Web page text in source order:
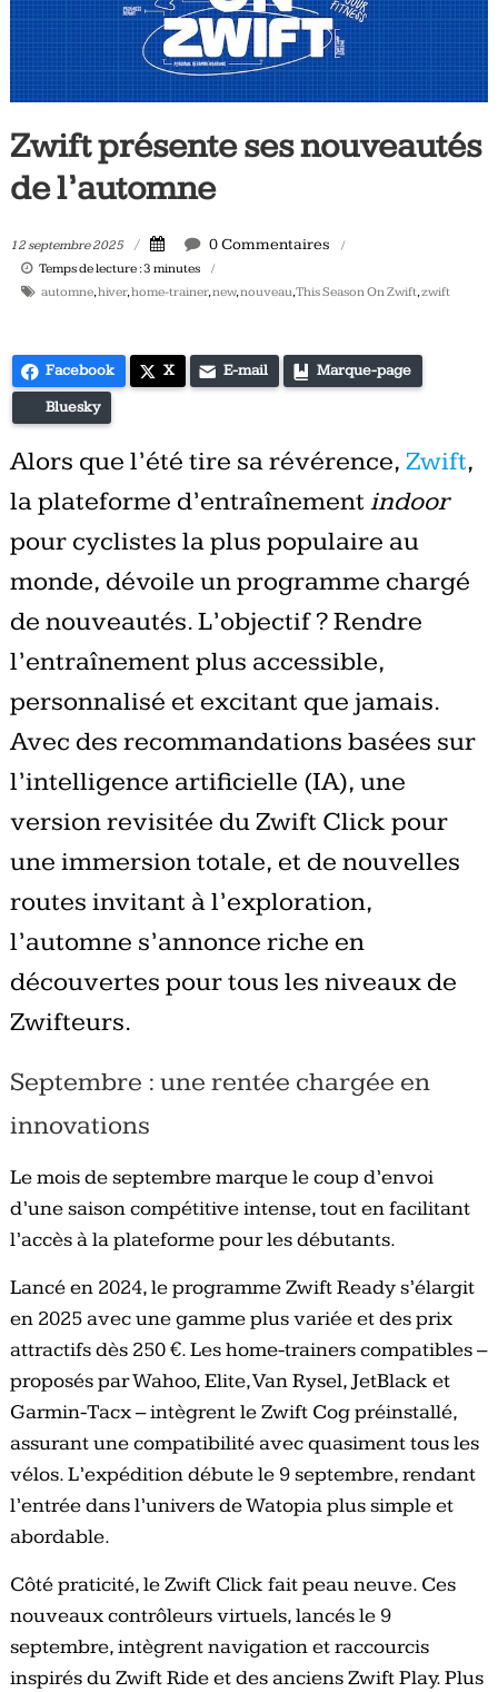
Tous
les
jours,
votre
actualité
vélo
et
triathlon
Zwift présente ses nouveautés
de l’automne
12 septembre 2025 0 Commentaires
Temps de lecture :3 minutes
automne,hiver,home-trainer,new,nouveau,This Season On Zwift,zwift
Facebook X E-mail Marque-page
Bluesky
Alors que l’été tire sa révérence, Zwift,
la plateforme d’entraînement indoor
pour cyclistes la plus populaire au
monde, dévoile un programme chargé
de nouveautés. L’objectif ? Rendre
l’entraînement plus accessible,
personnalisé et excitant que jamais.
Avec des recommandations basées sur
l’intelligence artificielle (IA), une
version revisitée du Zwift Click pour
une immersion totale, et de nouvelles
routes invitant à l’exploration,
l’automne s’annonce riche en
découvertes pour tous les niveaux de
Zwifteurs.
Septembre : une rentée chargée en
innovations
Le mois de septembre marque le coup d’envoi
d’une saison compétitive intense, tout en facilitant
l’accès à la plateforme pour les débutants.
Lancé en 2024, le programme Zwift Ready s’élargit
en 2025 avec une gamme plus variée et des prix
attractifs dès 250 €. Les home-trainers compatibles –
proposés par Wahoo, Elite, Van Rysel, JetBlack et
Garmin-Tacx – intègrent le Zwift Cog préinstallé,
assurant une compatibilité avec quasiment tous les
vélos. L’expédition débute le 9 septembre, rendant
l’entrée dans l’univers de Watopia plus simple et
abordable.
Côté praticité, le Zwift Click fait peau neuve. Ces
nouveaux contrôleurs virtuels, lancés le 9
septembre, intègrent navigation et raccourcis
inspirés du Zwift Ride et des anciens Zwift Play. Plus